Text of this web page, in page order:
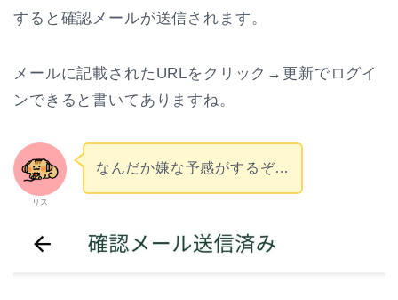
すると確認メールが送信されます。
メールに記載されたURLをクリック→更新でログイ
ンできると書いてありますね。
リス
なんだか嫌な予感がするぞ…